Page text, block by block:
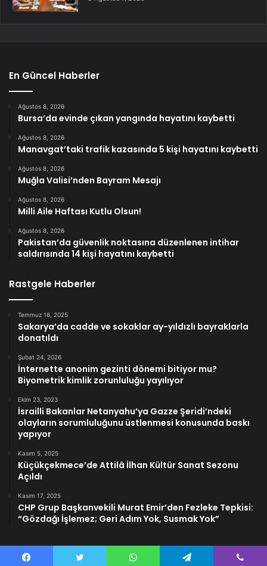
En Güncel Haberler
Ağustos 8, 2026
Bursa’da evinde çıkan yangında hayatını kaybetti
Ağustos 8, 2026
Manavgat’taki trafik kazasında 5 kişi hayatını kaybetti
Ağustos 8, 2026
Muğla Valisi’nden Bayram Mesajı
Ağustos 8, 2026
Milli Aile Haftası Kutlu Olsun!
Ağustos 8, 2026
Pakistan’da güvenlik noktasına düzenlenen intihar
saldırısında 14 kişi hayatını kaybetti
Rastgele Haberler
Temmuz 16, 2025
Sakarya’da cadde ve sokaklar ay-yıldızlı bayraklarla
donatıldı
Şubat 24, 2026
İnternette anonim gezinti dönemi bitiyor mu?
Biyometrik kimlik zorunluluğu yayılıyor
Ekim 23, 2023
İsrailli Bakanlar Netanyahu’ya Gazze Şeridi’ndeki
olayların sorumluluğunu üstlenmesi konusunda baskı
yapıyor
Kasım 5, 2025
Küçükçekmece’de Attilâ İlhan Kültür Sanat Sezonu
Açıldı
Kasım 17, 2025
CHP Grup Başkanvekili Murat Emir’den Fezleke Tepkisi:
“Gözdağı İşlemez; Geri Adım Yok, Susmak Yok”